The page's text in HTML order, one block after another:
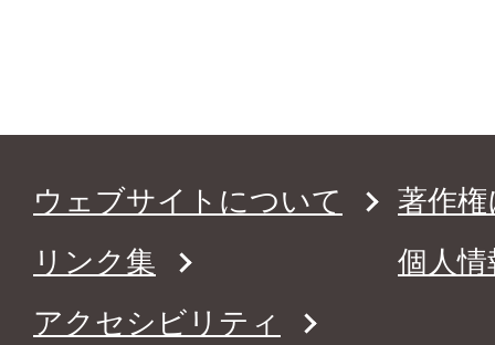
ウェブサイトについて
著作
リンク集
個人
アクセシビリティ